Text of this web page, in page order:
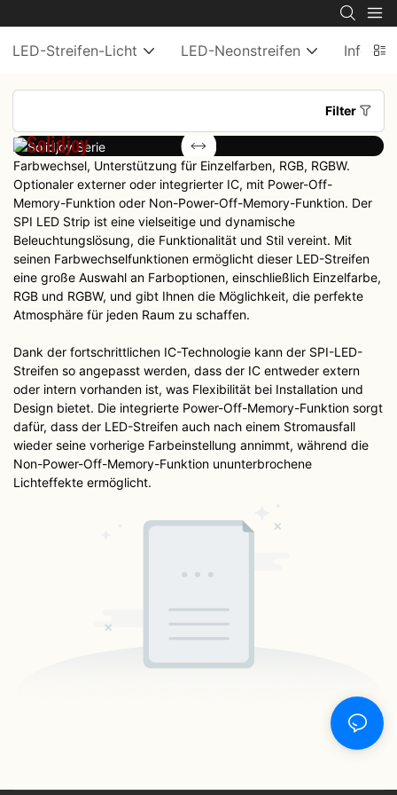
LED-Streifen-Licht LED-Neonstreifen
Filter
Solidjoy
Serie
Colorjoy
Serie
Farbwechsel, Unterstützung für Einzelfarben, RGB, RGBW.
Optionaler externer oder integrierter IC, mit Power-Off-
Memory-Funktion oder Non-Power-Off-Memory-Funktion. Der
SPI LED Strip ist eine vielseitige und dynamische
Beleuchtungslösung, die Funktionalität und Stil vereint. Mit
seinen Farbwechselfunktionen ermöglicht dieser LED-Streifen
eine große Auswahl an Farboptionen, einschließlich Einzelfarbe,
RGB und RGBW, und gibt Ihnen die Möglichkeit, die perfekte
Atmosphäre für jeden Raum zu schaffen.
Dank der fortschrittlichen IC-Technologie kann der SPI-LED-
Streifen so angepasst werden, dass der IC entweder extern
oder intern vorhanden ist, was Flexibilität bei Installation und
Design bietet. Die integrierte Power-Off-Memory-Funktion sorgt
dafür, dass der LED-Streifen auch nach einem Stromausfall
wieder seine vorherige Farbeinstellung annimmt, während die
Non-Power-Off-Memory-Funktion ununterbrochene
Lichteffekte ermöglicht.